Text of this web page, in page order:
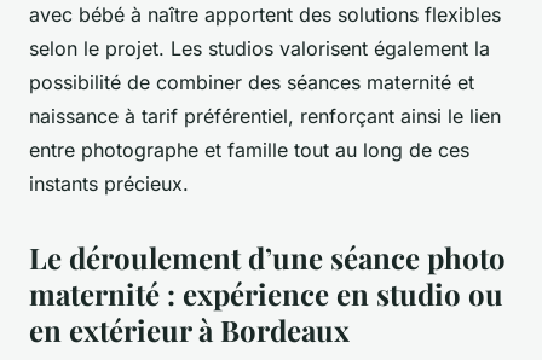
avec bébé à naître apportent des solutions flexibles
selon le projet. Les studios valorisent également la
possibilité de combiner des séances maternité et
naissance à tarif préférentiel, renforçant ainsi le lien
entre photographe et famille tout au long de ces
instants précieux.
Le déroulement d’une séance photo
maternité : expérience en studio ou
en extérieur à Bordeaux